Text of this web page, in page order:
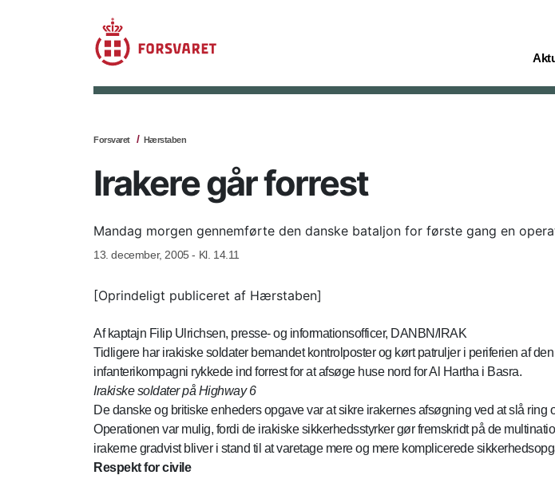
Forsvaret Hærstaben
Irakere går forrest
Mandag morgen gennemførte den danske bataljon for første gang en
13. december, 2005 - Kl. 14.11
[Oprindeligt publiceret af Hærstaben]
Af kaptajn Filip Ulrichsen, presse- og informationsofficer, DANBN/IRAK
Tidligere har irakiske soldater bemandet kontrolposter og kørt patruljer i periferien af
infanterikompagni rykkede ind forrest for at afsøge huse nord for Al Hartha i Basra.
Irakiske soldater på Highway 6
De danske og britiske enheders opgave var at sikre irakernes afsøgning ved at slå ring
Operationen var mulig, fordi de irakiske sikkerhedsstyrker gør fremskridt på de
irakerne gradvist bliver i stand til at varetage mere og mere komplicerede
Respekt for civile